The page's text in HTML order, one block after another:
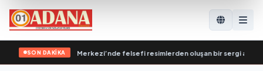
SON DAKİKA
Genel Merkezi’nde felsefi resimlerden oluşan bir sergi açıldı